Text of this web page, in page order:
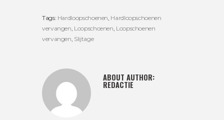
Tags: Hardloopschoenen, Hardloopschoenen
vervangen, Loopschoenen, Loopschoenen
vervangen, Slijtage
ABOUT AUTHOR:
REDACTIE